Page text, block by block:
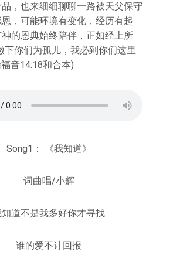
，也来细细聊聊一路被天父保守
，可能环境有变化，经历有起
的恩典始终陪伴，正如经上所
下你们为孤儿，我必到你们这里
音14:18和合本)
Song1： 《我知道》
词曲唱/小辉
道不是我多好你才寻找
谁的爱不计回报